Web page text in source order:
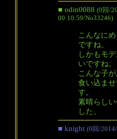
■ odin0088 (0回/
00:10:59/No33246)
こんなに
ですね。
しかもモ
いですね。
こんな子
食い込ま
す。
素晴らし
した。
■ knight (0回/